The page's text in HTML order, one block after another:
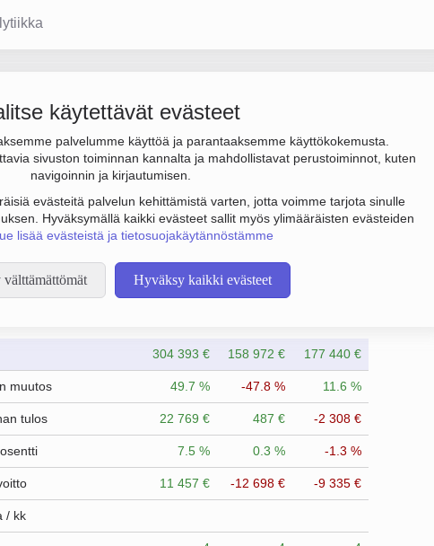
käytettävät evästeet
palvelumme käyttöä ja parantaaksemme käyttökokemusta.
sivuston toiminnan kannalta ja mahdollistavat perustoiminnot, kuten
navigoinnin ja kirjautumisen.
evästeitä palvelun kehittämistä varten, jotta voimme tarjota sinulle
Hyväksymällä kaikki evästeet sallit myös ylimääräisten evästeiden
lisää evästeistä ja tietosuojakäytännöstämme
Hyväksy kaikki evästeet
4. Sen päätoimiala on Muu muualla luokittelematon
yhtiömuoto Osakeyhtiö (OY).
304 393 € 158 972 € 177 440 €
muutos 49.7 % -47.8 % 11.6 %
tulos 22 769 € 487 € -2 308 €
7.5 % 0.3 % -1.3 %
11 457 € -12 698 € -9 335 €
/ kk